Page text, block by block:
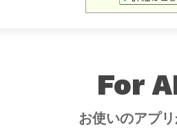
For
お使いのアプ